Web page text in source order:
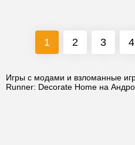
1 2 3 4
Игры с модами и взломанные
Runner: Decorate Home на